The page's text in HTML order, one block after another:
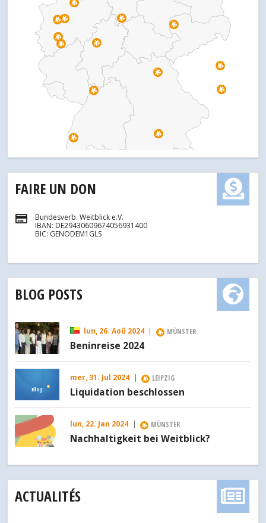
FAIRE UN DON
Bundesverb. Weitblick e.V.
IBAN: DE29430609674056931400
BIC: GENODEM1GLS
BLOG POSTS
lun, 26. Aoû 2024 | MÜNSTER
Beninreise 2024
Blog
mer, 31. Jul 2024 | LEIPZIG
Liquidation beschlossen
lun, 22. Jan 2024 | MÜNSTER
Nachhaltigkeit bei Weitblick?
ACTUALITÉS